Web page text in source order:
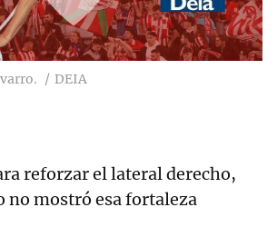
DEIA
reforzar el lateral derecho,
no mostró esa fortaleza